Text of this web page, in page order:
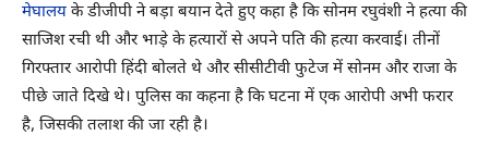
मेघालय के डीजीपी ने बड़ा बयान देते हुए कहा है कि सोनम रघुवंशी ने हत्या की
साजिश रची थी और भाड़े के हत्यारों से अपने पति की हत्या करवाई। तीनों
गिरफ्तार आरोपी हिंदी बोलते थे और सीसीटीवी फुटेज में सोनम और राजा के
पीछे जाते दिखे थे। पुलिस का कहना है कि घटना में एक आरोपी अभी फरार
है, जिसकी तलाश की जा रही है।